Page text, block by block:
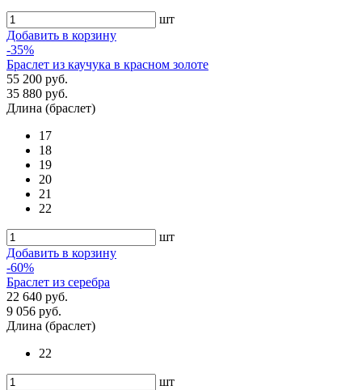
шт
Добавить в корзину
-35%
Браслет из каучука в красном золоте
55 200 руб.
35 880 руб.
Длина (браслет)
17
18
19
20
21
22
шт
Добавить в корзину
-60%
Браслет из серебра
22 640 руб.
9 056 руб.
Длина (браслет)
22
шт